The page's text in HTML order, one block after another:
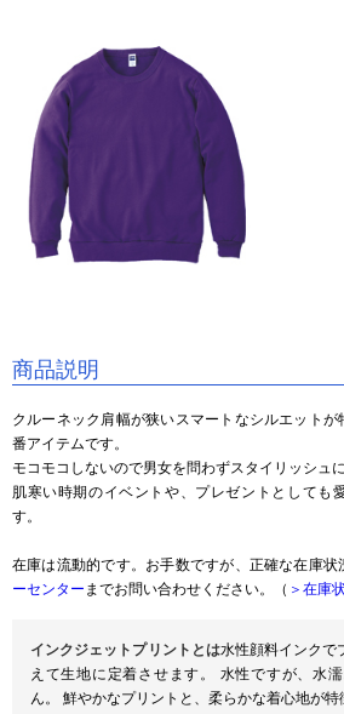
商品説明
クルーネック肩幅が狭いスマートなシルエット
番アイテムです。
モコモコしないので男女を問わずスタイリッシュ
肌寒い時期のイベントや、プレゼントとしても
す。
在庫は流動的です。お手数ですが、正確な在庫状
ーセンター までお問い合わせください。（ ＞在庫
インクジェットプリントとは水性顔料インクで
えて生地に定着させます。 水性ですが、水
ん。 鮮やかなプリントと、柔らかな着心地が特